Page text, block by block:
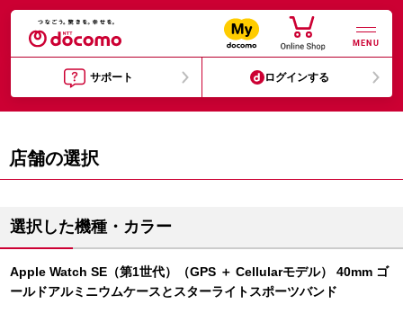
MENU
サポート ログインする
店舗の選択
選択した機種・カラー
Apple Watch SE（第1世代）（GPS ＋ Cellularモデル） 40mm ゴ
ールドアルミニウムケースとスターライトスポーツバンド